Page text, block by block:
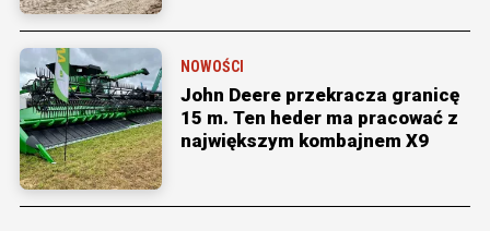
NOWOŚCI
John Deere przekracza granicę
15 m. Ten heder ma pracować z
największym kombajnem X9